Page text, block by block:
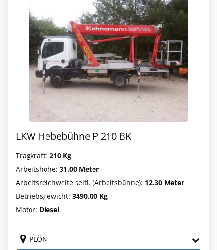
LKW Hebebühne P 210 BK
Tragkraft: 210 Kg
Arbeitshöhe: 31.00 Meter
Arbeitsreichweite seitl. (Arbeitsbühne): 12.30 Meter
Betriebsgewicht: 3490.00 Kg
Motor: Diesel
PLÖN